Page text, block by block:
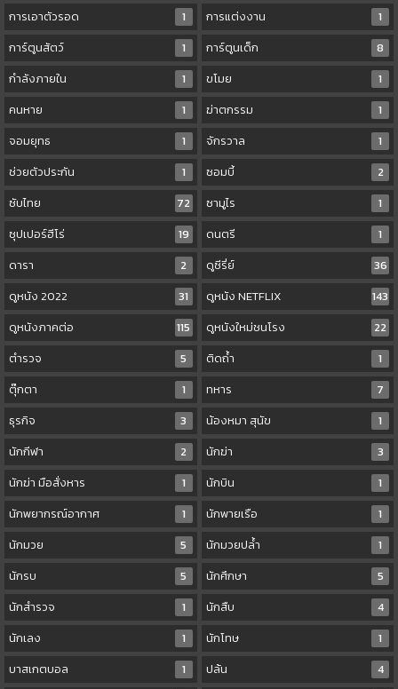
การเอาตัวรอด
1 การแต่งงาน
1
การ์ตูนสัตว์
1 การ์ตูนเด็ก
8
กำลังภายใน
1 ขโมย
1
คนหาย
1 ฆ่าตกรรม
1
จอมยุทธ
1 จักรวาล
1
ช่วยตัวประกัน
1 ซอมบี้
2
ซับไทย
72 ซามูไร
1
ซุปเปอร์ฮีโร่
19 ดนตรี
1
ดารา
2 ดูซีรี่ย์
36
ดูหนัง 2022
31 ดูหนัง NETFLIX
143
ดูหนังภาคต่อ
115 ดูหนังใหม่ชนโรง
22
ตำรวจ
5 ติดถ้ำ
1
ตุ๊กตา
1 ทหาร
7
ธุรกิจ
3 น้องหมา สุนัข
1
นักกีฬา
2 นักฆ่า
3
นักฆ่า มือสั่งหาร
1 นักบิน
1
นักพยากรณ์อากาศ
1 นักพายเรือ
1
นักมวย
5 นักมวยปล้ำ
1
นักรบ
5 นักศึกษา
5
นักสำรวจ
1 นักสืบ
4
นักเลง
1 นักโทษ
1
บาสเกตบอล
1 ปล้น
4